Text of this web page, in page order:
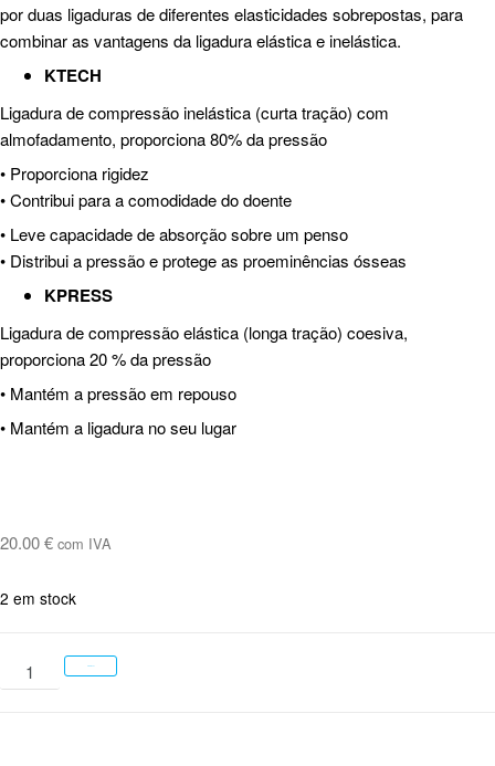
por duas ligaduras de diferentes elasticidades sobrepostas, para
combinar as vantagens da ligadura elástica e inelástica.
KTECH
Ligadura de compressão inelástica (curta tração) com
almofadamento, proporciona 80% da pressão
• Proporciona rigidez
• Contribui para a comodidade do doente
• Leve capacidade de absorção sobre um penso
• Distribui a pressão e protege as proeminências ósseas
KPRESS
Ligadura de compressão elástica (longa tração) coesiva,
proporciona 20 % da pressão
• Mantém a pressão em repouso
• Mantém a ligadura no seu lugar
20.00€ com IVA
2 em stock